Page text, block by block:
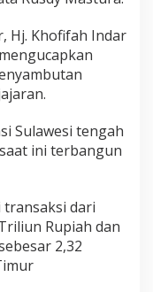
Hj. Khofifah Indar
Sulawesi tengah
ini terbangun
transaksi dari
Rupiah dan
2,32